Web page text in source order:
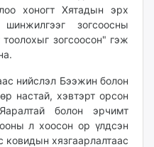
хоногт Хятадын эрх
шинжилгээг зогсоосны
зогсоосон" гэж
нийслэл Бээжин болон
настай, хэвтэрт орсон
болон эрчимт
л хоосон ор үлдсэн
ковидын хязгаарлалтаас